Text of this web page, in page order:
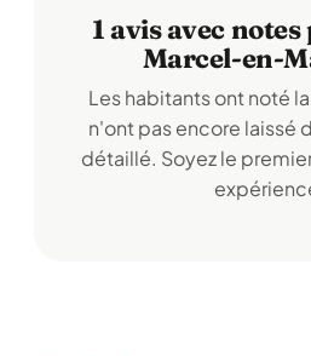
1 avis avec
Marcel-en-
Les habitants ont noté
n'ont pas encore laissé
détaillé. Soyez le